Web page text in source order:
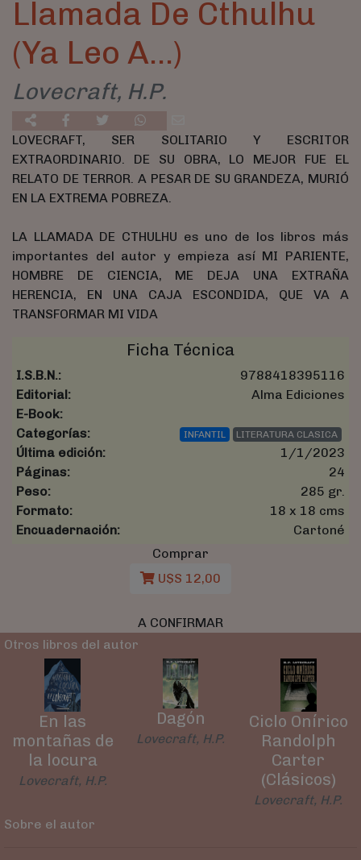
Llamada De Cthulhu
(Ya Leo A...)
Lovecraft, H.P.
LOVECRAFT, SER SOLITARIO Y ESCRITOR
EXTRAORDINARIO. DE SU OBRA, LO MEJOR FUE EL
RELATO DE TERROR. A PESAR DE SU GRANDEZA, MURIÓ
EN LA EXTREMA POBREZA.
LA LLAMADA DE CTHULHU es uno de los libros más
importantes del autor y empieza así MI PARIENTE,
HOMBRE DE CIENCIA, ME DEJA UNA EXTRAÑA
HERENCIA, EN UNA CAJA ESCONDIDA, QUE VA A
TRANSFORMAR MI VIDA
Ficha Técnica
I.S.B.N.:
9788418395116
Editorial:
Alma Ediciones
E-Book:
Categorías:
INFANTIL LITERATURA CLASICA
Última edición:
1/1/2023
Páginas:
24
Peso:
285 gr.
Formato:
18 x 18 cms
Encuadernación:
Cartoné
Comprar
U$S 12,00
A CONFIRMAR
Otros libros del autor
En las
montañas de
la locura
Lovecraft, H.P.
Dagón
Lovecraft, H.P.
Ciclo Onírico
Randolph
Carter
(Clásicos)
Lovecraft, H.P.
Sobre el autor